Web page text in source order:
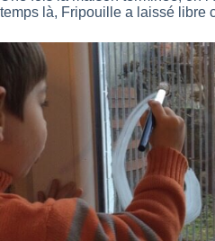
temps là, Fripouille a laissé libre